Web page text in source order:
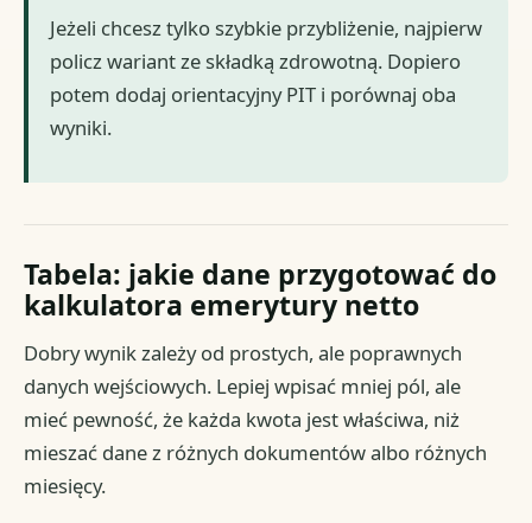
Jeżeli chcesz tylko szybkie przybliżenie, najpierw
policz wariant ze składką zdrowotną. Dopiero
potem dodaj orientacyjny PIT i porównaj oba
wyniki.
Tabela: jakie dane przygotować do
kalkulatora emerytury netto
Dobry wynik zależy od prostych, ale poprawnych
danych wejściowych. Lepiej wpisać mniej pól, ale
mieć pewność, że każda kwota jest właściwa, niż
mieszać dane z różnych dokumentów albo różnych
miesięcy.